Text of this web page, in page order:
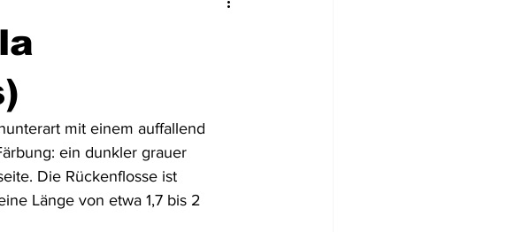
Puerto Rico US Virgin Islands
mit einem auffallend
ein dunkler grauer
Die Rückenflosse ist
Länge von etwa 1,7 bis 2